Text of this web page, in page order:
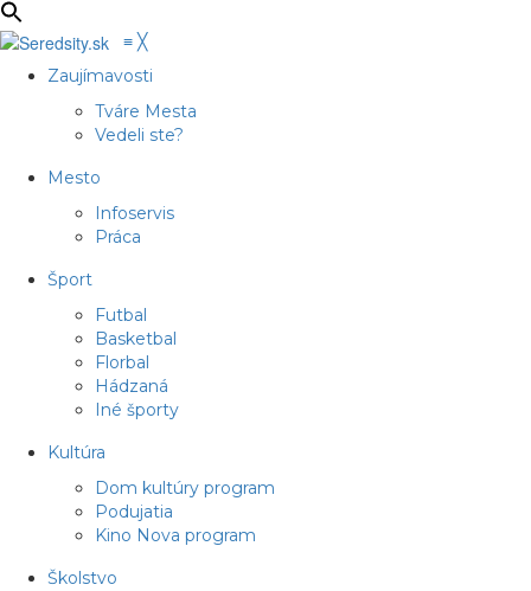
≡ ╳
Zaujímavosti
Tváre Mesta
Vedeli ste?
Mesto
Infoservis
Práca
Šport
Futbal
Basketbal
Florbal
Hádzaná
Iné športy
Kultúra
Dom kultúry program
Podujatia
Kino Nova program
Školstvo